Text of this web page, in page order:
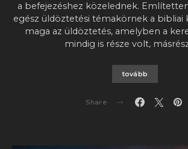
a befejezéshez közelednek.
egész üldöztetési témakörnek a bibliai
maga az üldöztetés, amelyben a
mindig is része volt,
tovább
Share